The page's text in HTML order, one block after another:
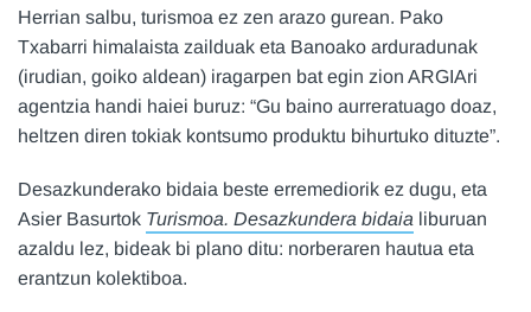
Herrian salbu, turismoa ez zen arazo gurean. Pako
Txabarri himalaista zailduak eta Banoako arduradunak
(irudian, goiko aldean) iragarpen bat egin zion ARGIAri
agentzia handi haiei buruz: “Gu baino aurreratuago doaz,
heltzen diren tokiak kontsumo produktu bihurtuko dituzte”.
Desazkunderako bidaia beste erremediorik ez dugu, eta
Asier Basurtok Turismoa. Desazkundera bidaia liburuan
azaldu lez, bideak bi plano ditu: norberaren hautua eta
erantzun kolektiboa.